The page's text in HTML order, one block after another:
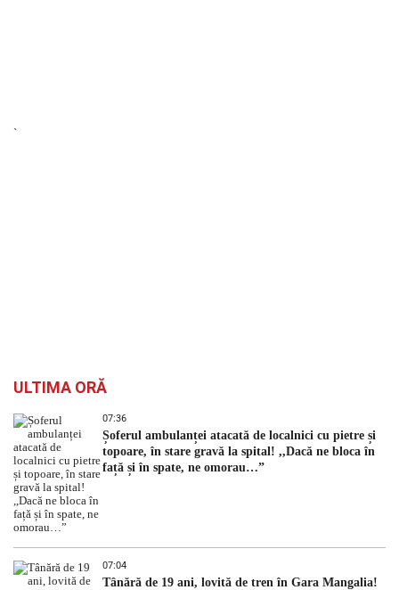
`
ULTIMA ORĂ
07:36
Șoferul ambulanței atacată de localnici cu pietre și
topoare, în stare gravă la spital! ,,Dacă ne bloca în
față și în spate, ne omorau…”
07:04
Tânără de 19 ani, lovită de tren în Gara Mangalia!